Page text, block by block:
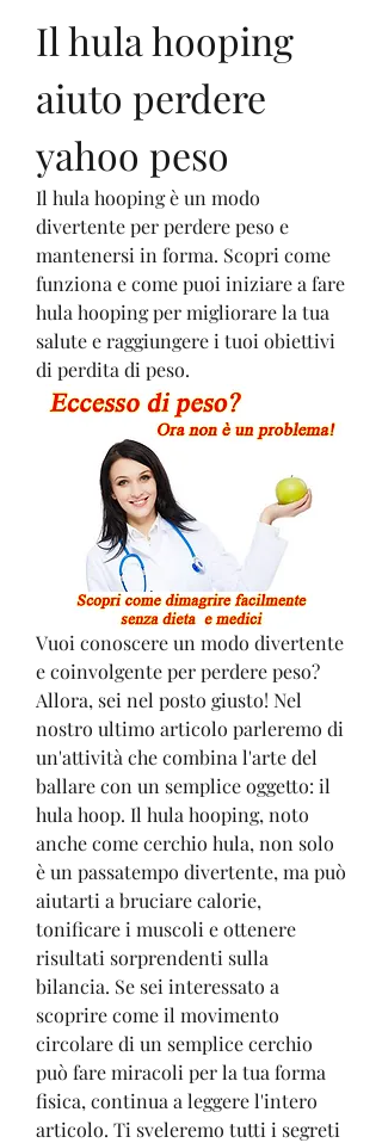
Il hula hooping
aiuto perdere
yahoo peso
Il hula hooping è un modo
divertente per perdere peso e
mantenersi in forma. Scopri come
funziona e come puoi iniziare a fare
hula hooping per migliorare la tua
salute e raggiungere i tuoi obiettivi
di perdita di peso.
Vuoi conoscere un modo divertente
e coinvolgente per perdere peso?
Allora, sei nel posto giusto! Nel
nostro ultimo articolo parleremo di
un'attività che combina l'arte del
ballare con un semplice oggetto: il
hula hoop. Il hula hooping, noto
anche come cerchio hula, non solo
è un passatempo divertente, ma può
aiutarti a bruciare calorie,
tonificare i muscoli e ottenere
risultati sorprendenti sulla
bilancia. Se sei interessato a
scoprire come il movimento
circolare di un semplice cerchio
può fare miracoli per la tua forma
fisica, continua a leggere l'intero
articolo. Ti sveleremo tutti i segreti